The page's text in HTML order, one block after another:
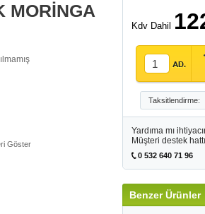
MORİNGA
Göster
Kdv Dahil
Taksitlendirme:
Yardıma mı
Müşteri destek
0 532 640 71 96
Benzer Ürünler